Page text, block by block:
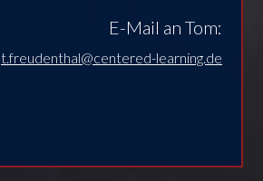
E-Mail an Tom:
t.freudenthal@centered-learning.de